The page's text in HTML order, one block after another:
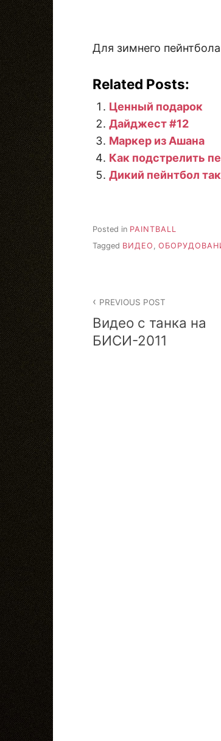
Для зимнего
Related Posts:
Ценный подарок
Дайджест #12
Маркер из Ашана
Как подстрелить
Дикий пейнтбол
Posted in PAINTBALL
Tagged ВИДЕО
navigation
PREVIOUS POST
Видео с танка на
БИСИ-2011